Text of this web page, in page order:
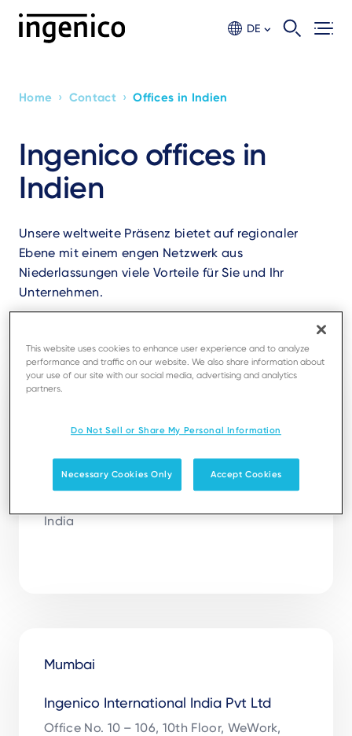
DE
Breadcrumb
Home › Contact › Offices in Indien
Ingenico offices in
Indien
Unsere weltweite Präsenz bietet auf regionaler
Ebene mit einem engen Netzwerk aus
Niederlassungen viele Vorteile für Sie und Ihr
Unternehmen.
Ingenico International India Pvt Ltd
Galaxy Business Park, Plot No. A 44 & 45,
Tower A, 4th floor, Sector 62,
India
Mumbai
Ingenico International India Pvt Ltd
Office No. 10 – 106, 10th Floor, WeWork,
This website uses cookies to enhance user experience and to analyze
performance and traffic on our website. We also share information about
your use of our site with our social media, advertising and analytics
partners.
Do Not Sell or Share My Personal Information
Necessary Cookies Only Accept Cookies